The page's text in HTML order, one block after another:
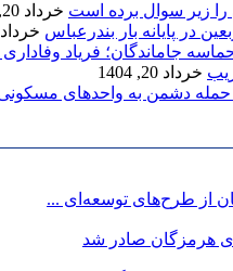
را زیر سوال برده است خرداد 20, 1404
خرداد 20, 1404
جاماندگان؛ فریاد وفاداری
خرداد 20, 1404
از طرح‌های توسعه‌ای ...